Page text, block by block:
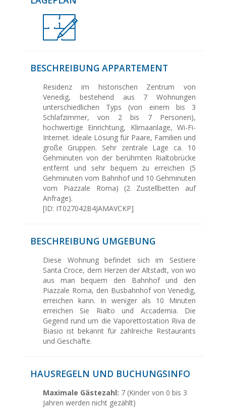
BESCHREIBUNG APPARTEMENT
Residenz im historischen Zentrum von
Venedig, bestehend aus 7 Wohnungen
unterschiedlichen Typs (von einem bis 3
Schlafzimmer, von 2 bis 7 Personen),
hochwertige Einrichtung, Klimaanlage, Wi-Fi-
Internet. Ideale Lösung für Paare, Familien und
große Gruppen. Sehr zentrale Lage ca. 10
Gehminuten von der berühmten Rialtobrücke
entfernt und sehr bequem zu erreichen (5
Gehminuten vom Bahnhof und 10 Gehminuten
vom Piazzale Roma) (2 Zustellbetten auf
Anfrage).
[ID: IT027042B4JAMAVCKP]
BESCHREIBUNG UMGEBUNG
Diese Wohnung befindet sich im Sestiere
Santa Croce, dem Herzen der Altstadt, von wo
aus man bequem den Bahnhof und den
Piazzale Roma, den Busbahnhof von Venedig,
erreichen kann. In weniger als 10 Minuten
erreichen Sie Rialto und Accademia. Die
Gegend rund um die Vaporettostation Riva de
Biasio ist bekannt für zahlreiche Restaurants
und Geschäfte.
HAUSREGELN UND BUCHUNGSINFO
Maximale Gästezahl: 7 (Kinder von 0 bis 3
Jahren werden nicht gezählt)